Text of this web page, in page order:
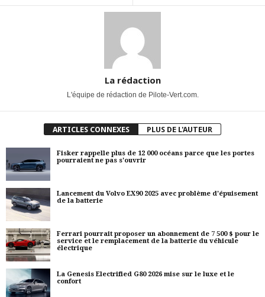
La rédaction
L'équipe de rédaction de Pilote-Vert.com.
ARTICLES CONNEXES PLUS DE L'AUTEUR
Fisker rappelle plus de 12 000 océans parce que les portes
pourraient ne pas s'ouvrir
Lancement du Volvo EX90 2025 avec problème d'épuisement
de la batterie
Ferrari pourrait proposer un abonnement de 7 500 $ pour le
service et le remplacement de la batterie du véhicule
électrique
La Genesis Electrified G80 2026 mise sur le luxe et le
confort